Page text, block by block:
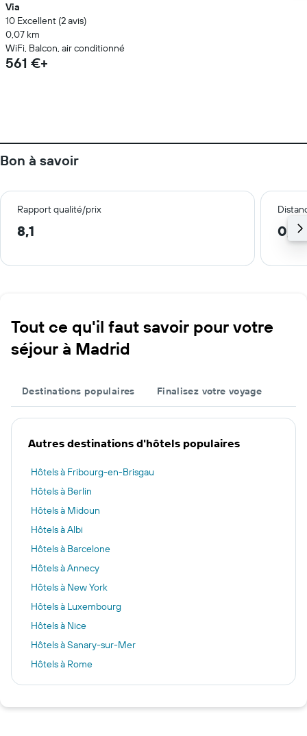
Via
10 Excellent (2 avis)
0,07 km
WiFi, Balcon, air conditionné
561 €+
Bon à savoir
Rapport qualité/prix
8,1 0,6
Tout ce qu'il faut savoir pour votre
séjour à Madrid
Destinations populaires Finalisez votre voyage
Autres destinations d'hôtels populaires
Hôtels à Fribourg-en-Brisgau
Hôtels à Berlin
Hôtels à Midoun
Hôtels à Albi
Hôtels à Barcelone
Hôtels à Annecy
Hôtels à New York
Hôtels à Luxembourg
Hôtels à Nice
Hôtels à Sanary-sur-Mer
Hôtels à Rome
Hôtels à Tignes